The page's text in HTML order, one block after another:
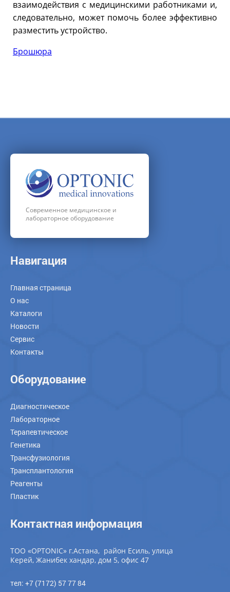
взаимодействия с медицинскими работниками и,
следовательно, может помочь более эффективно
разместить устройство.
Брошюра
Современное медицинское и
лабораторное оборудование
Навигация
Главная страница
О нас
Каталоги
Новости
Сервис
Контакты
Оборудование
Диагностическое
Лабораторное
Терапевтическое
Генетика
Трансфузиология
Трансплантология
Реагенты
Пластик
Контактная информация
ТОО «OPTONIC» г.Астана, район Есиль, улица
Керей, Жанибек хандар, дом 5, офис 47
тел: +7 (7172) 57 77 84